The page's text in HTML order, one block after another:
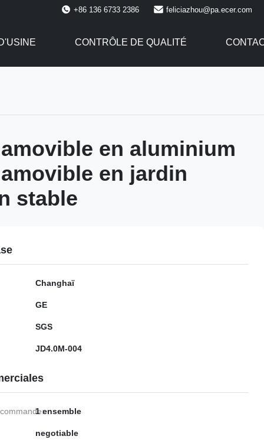
+86 136 6733 2386 feliciazhou@pa.ecer.com
CONTRÔLE DE QUALITÉ
en aluminium
en jardin
stable
Changhaï
GE
SGS
JD4.0M-004
1 ensemble
negotiable